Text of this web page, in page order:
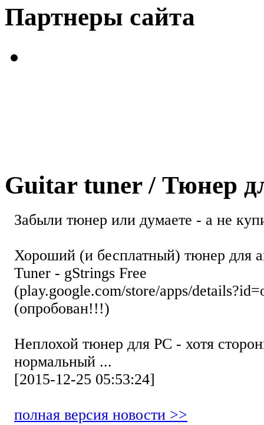
Партнеры сайта
Guitar tuner / Тюнер
Забыли тюнер или думаете - а не
Хороший (и бесплатный) тюнер для
Tuner - gStrings Free
(play.google.com/store/apps/
(опробован!!!)
Неплохой тюнер для РС - хотя
нормальный ...
[2015-12-25 05:53:24]
полная версия новости >>